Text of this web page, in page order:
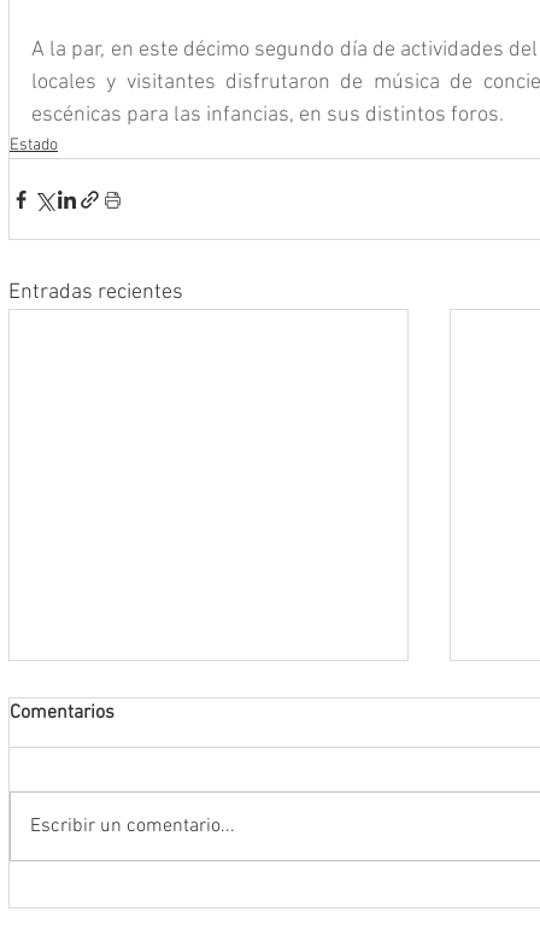
A la par, en este décimo segundo día de actividades
locales y visitantes disfrutaron de música de
escénicas para las infancias, en sus distintos foros.
Estado
Entradas recientes
Comentarios
Escribir un comentario...